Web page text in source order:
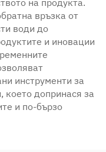
на продукта.
връзка от
води до
и иновации
инструменти за
което допринася за
и по-бързо